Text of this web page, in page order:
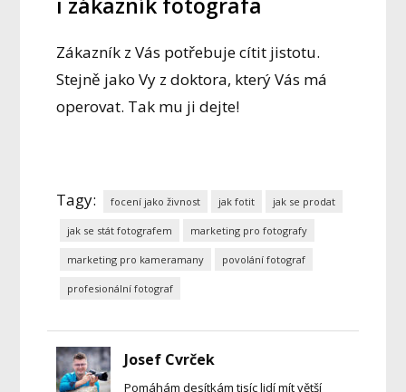
Zákazník z Vás potřebuje cítit jistotu.
Stejně jako Vy z doktora, který Vás má
operovat. Tak mu ji dejte!
Tagy: focení jako živnost jak fotit jak se prodat
jak se stát fotografem marketing pro fotografy
marketing pro kameramany povolání fotograf
profesionální fotograf
Josef Cvrček
Pomáhám desítkám tisíc lidí mít větší